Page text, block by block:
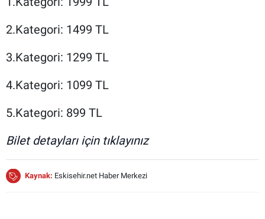
2.Kategori: 1499 TL
3.Kategori: 1299 TL
4.Kategori: 1099 TL
5.Kategori: 899 TL
Bilet detayları için tıklayınız
Kaynak: Eskisehir.net Haber Merkezi